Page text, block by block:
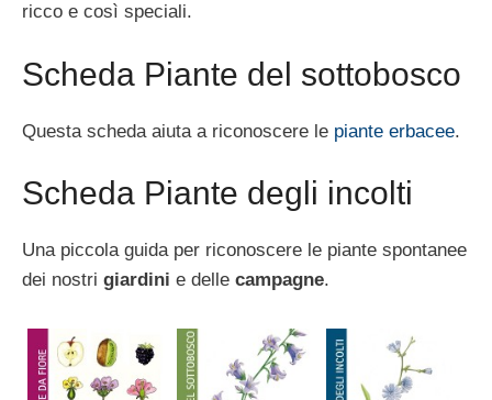
ricco e così speciali.
Scheda Piante del sottobosco
Questa scheda aiuta a riconoscere le piante erbacee.
Scheda Piante degli incolti
Una piccola guida per riconoscere le piante spontanee
dei nostri giardini e delle campagne.